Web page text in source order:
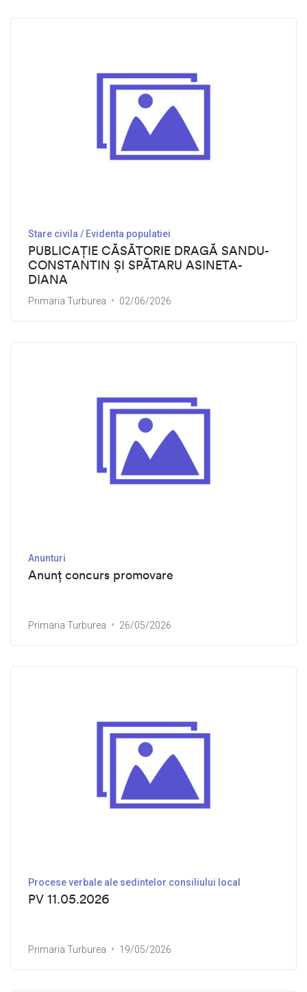
Stare civila / Evidenta populatiei
PUBLICAȚIE CĂSĂTORIE DRAGĂ SANDU-
CONSTANTIN ȘI SPĂTARU ASINETA-
DIANA
Primaria Turburea 02/06/2026
Anunturi
Anunț concurs promovare
Primaria Turburea 26/05/2026
Procese verbale ale sedintelor consiliului local
PV 11.05.2026
Primaria Turburea 19/05/2026